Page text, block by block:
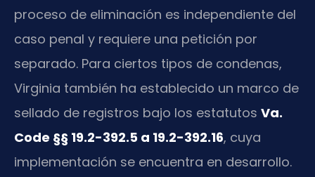
proceso de eliminación es independiente del
caso penal y requiere una petición por
separado. Para ciertos tipos de condenas,
Virginia también ha establecido un marco de
sellado de registros bajo los estatutos Va.
Code §§ 19.2-392.5 a 19.2-392.16, cuya
implementación se encuentra en desarrollo.